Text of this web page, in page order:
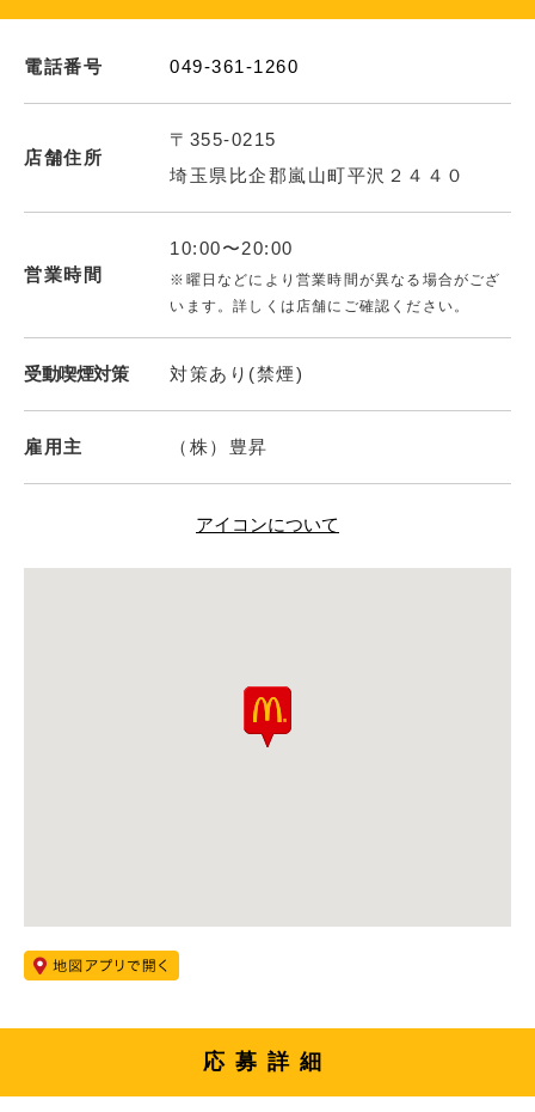
電話番号 049-361-1260
店舗住所
〒355-0215
埼玉県比企郡嵐山町平沢２４４０
営業時間
10:00〜20:00
※曜日などにより営業時間が異なる場合がござ
います。詳しくは店舗にご確認ください。
受動喫煙対策 対策あり(禁煙)
雇用主 （株）豊昇
アイコンについて
応募詳細